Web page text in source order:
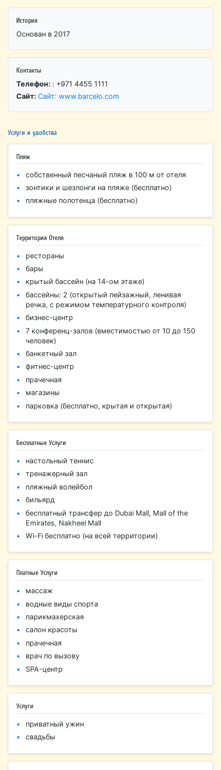
История
Основан в 2017
Контакты
Телефон: : +971 4455 1111
Сайт: Сайт: www.barcelo.com
Услуги и удобства
Пляж
собственный песчаный пляж в 100 м от отеля
зонтики и шезлонги на пляже (бесплатно)
пляжные полотенца (бесплатно)
Территория Отеля
рестораны
бары
крытый бассейн (на 14-ом этаже)
бассейны: 2 (открытый пейзажный, ленивая
речка, с режимом температурного контроля)
бизнес-центр
7 конференц-залов (вместимостью от 10 до 150
человек)
банкетный зал
​фитнес-центр
прачечная
магазины
парковка (бесплатно, крытая и открытая)
Бесплатные Услуги
настольный теннис
тренажерный зал
пляжный волейбол
бильярд
бесплатный трансфер до Dubai Mall, Mall of the
Emirates, Nakheel Mall
Wi-Fi бесплатно (на всей территории)
Платные Услуги
массаж
водные виды спорта
парикмахерская
салон красоты
прачечная
врач по вызову
SPA-центр
Услуги
приватный ужин
свадьбы